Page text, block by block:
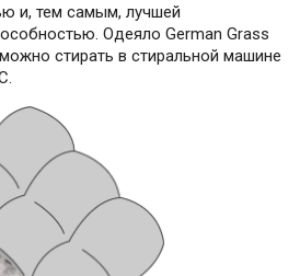
и, тем самым, лучшей
Одеяло German Grass
стирать в стиральной машине